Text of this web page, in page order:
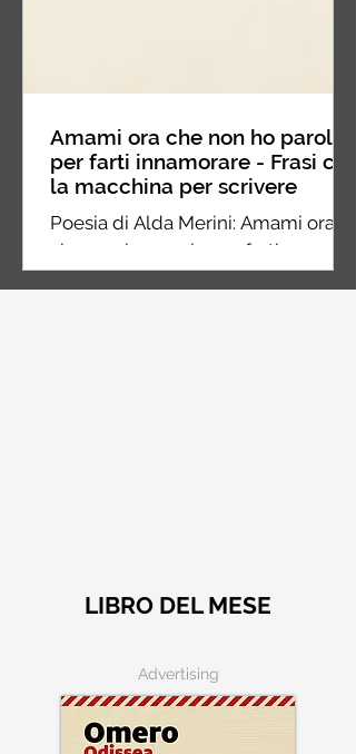
Amami ora che non ho parole
per farti innamorare - Frasi con
la macchina per scrivere
Poesia di Alda Merini: Amami ora
che non ho parole per farti
LIBRO DEL MESE
Advertising